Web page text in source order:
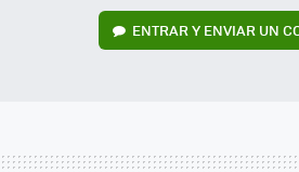
ENTRAR Y ENVIAR UN